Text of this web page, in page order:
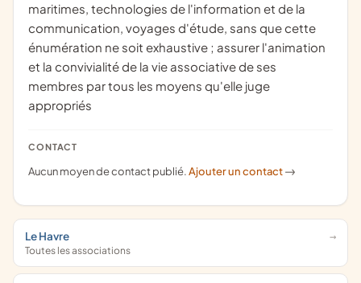
maritimes, technologies de l'information et de la
communication, voyages d'étude, sans que cette
énumération ne soit exhaustive ; assurer l'animation
et la convivialité de la vie associative de ses
membres par tous les moyens qu'elle juge
appropriés
CONTACT
Aucun moyen de contact publié.Ajouter un contact ->
Le Havre
Toutes les associations